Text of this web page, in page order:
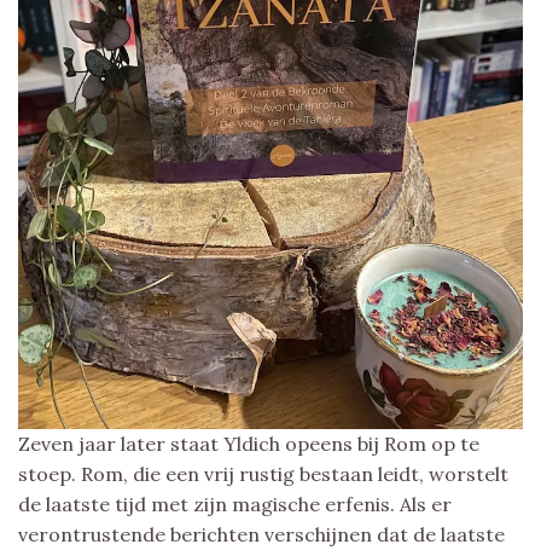
Zeven jaar later staat Yldich opeens bij Rom op te
stoep. Rom, die een vrij rustig bestaan leidt, worstelt
de laatste tijd met zijn magische erfenis. Als er
verontrustende berichten verschijnen dat de laatste